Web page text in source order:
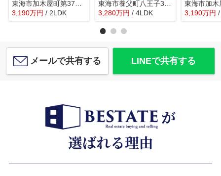
3,190万円 / 2LDK
3,280万円 / 4LDK 3,190万円
メールで共有する LINEで共有する